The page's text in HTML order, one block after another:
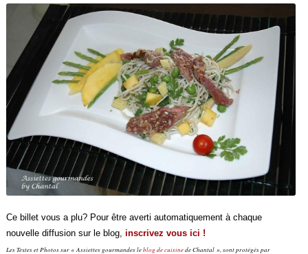
Ce billet vous a plu? Pour être averti automatiquement à chaque
nouvelle diffusion sur le blog, inscrivez vous ici !
Les Textes et Photos sur « Assiettes gourmandes leblog de cuisinede Chantal », sont protégés par